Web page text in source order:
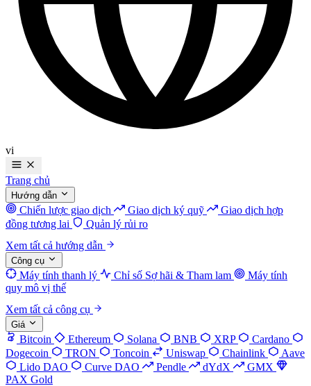
vi
Trang chủ
Hướng dẫn
Chiến lược giao dịch Giao dịch ký quỹ
Giao dịch hợp
đồng tương lai
Quản lý rủi ro
Xem tất cả hướng dẫn
Công cụ
Máy tính thanh lý Chỉ số Sợ hãi & Tham lam
Máy tính
quy mô vị thế
Xem tất cả công cụ
Giá
Bitcoin Ethereum Solana BNB XRP
Cardano
Dogecoin
TRON Toncoin Uniswap Chainlink
Aave
Lido DAO
Curve DAO Pendle dYdX
GMX
PAX Gold